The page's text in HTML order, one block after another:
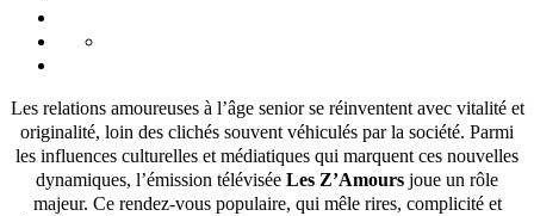
Les relations amoureuses à l’âge senior se réinventent avec vitalité et
originalité, loin des clichés souvent véhiculés par la société. Parmi
les influences culturelles et médiatiques qui marquent ces nouvelles
dynamiques, l’émission télévisée Les Z’Amours joue un rôle
majeur. Ce rendez-vous populaire, qui mêle rires, complicité et